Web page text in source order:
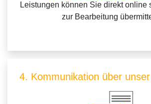
Leistungen können Sie direkt online
zur Bearbeitung
4. Kommunikation über unser